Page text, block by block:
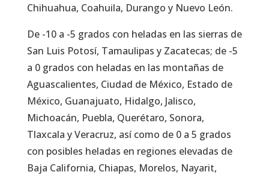
Chihuahua, Coahuila, Durango y Nuevo León.
De -10 a -5 grados con heladas en las sierras de
San Luis Potosí, Tamaulipas y Zacatecas; de -5
a 0 grados con heladas en las montañas de
Aguascalientes, Ciudad de México, Estado de
México, Guanajuato, Hidalgo, Jalisco,
Michoacán, Puebla, Querétaro, Sonora,
Tlaxcala y Veracruz, así como de 0 a 5 grados
con posibles heladas en regiones elevadas de
Baja California, Chiapas, Morelos, Nayarit,